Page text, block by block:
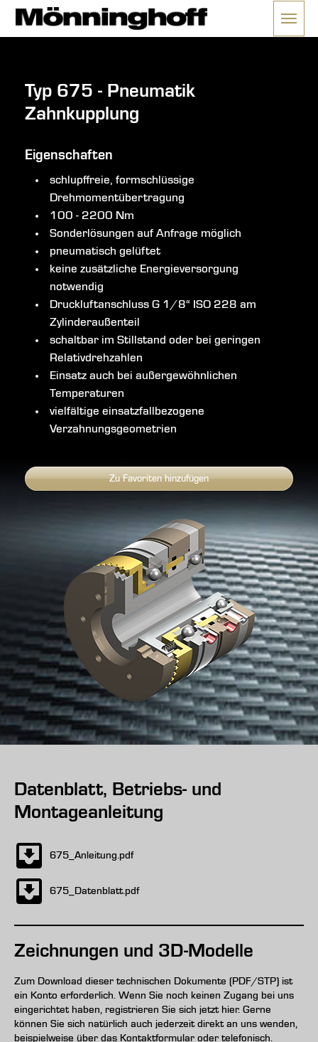
Menü
Typ 675 - Pneumatik
Zahnkupplung
Eigenschaften
schlupffreie, formschlüssige
Drehmomentübertragung
100 - 2200 Nm
Sonderlösungen auf Anfrage möglich
pneumatisch gelüftet
keine zusätzliche Energieversorgung
notwendig
Druckluftanschluss G 1/8“ ISO 228 am
Zylinderaußenteil
schaltbar im Stillstand oder bei geringen
Relativdrehzahlen
Einsatz auch bei außergewöhnlichen
Temperaturen
vielfältige einsatzfallbezogene
Verzahnungsgeometrien
Zu Favoriten hinzufügen
Datenblatt, Betriebs- und
Montageanleitung
675_Anleitung.pdf
675_Datenblatt.pdf
Zeichnungen und 3D-Modelle
Zum Download dieser technischen Dokumente (PDF/STP) ist
ein Konto erforderlich. Wenn Sie noch keinen Zugang bei uns
eingerichtet haben, registrieren Sie sich jetzt hier. Gerne
können Sie sich natürlich auch jederzeit direkt an uns wenden,
beispielweise über das Kontaktformular oder telefonisch.